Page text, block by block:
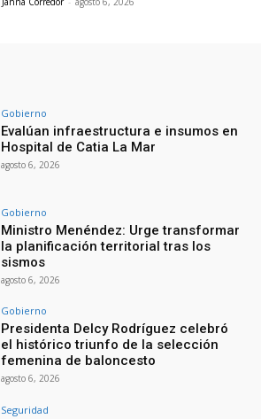
Gobierno
Evalúan infraestructura e insumos en
Hospital de Catia La Mar
agosto 6, 2026
Gobierno
Ministro Menéndez: Urge transformar
la planificación territorial tras los
sismos
agosto 6, 2026
Gobierno
Presidenta Delcy Rodríguez celebró
el histórico triunfo de la selección
femenina de baloncesto
agosto 6, 2026
Seguridad